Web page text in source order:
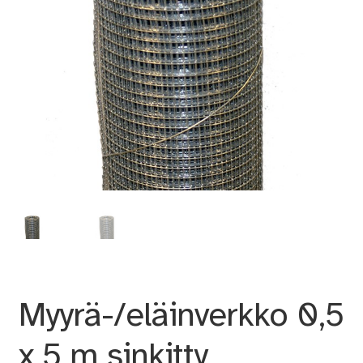
Myyrä-/eläinverkko 0,5